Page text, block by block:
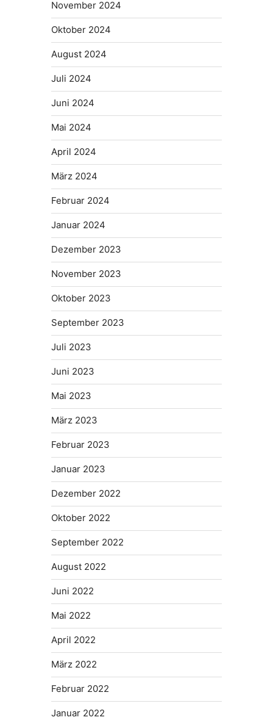
November 2024
Oktober 2024
August 2024
Juli 2024
Juni 2024
Mai 2024
April 2024
März 2024
Februar 2024
Januar 2024
Dezember 2023
November 2023
Oktober 2023
September 2023
Juli 2023
Juni 2023
Mai 2023
März 2023
Februar 2023
Januar 2023
Dezember 2022
Oktober 2022
September 2022
August 2022
Juni 2022
Mai 2022
April 2022
März 2022
Februar 2022
Januar 2022